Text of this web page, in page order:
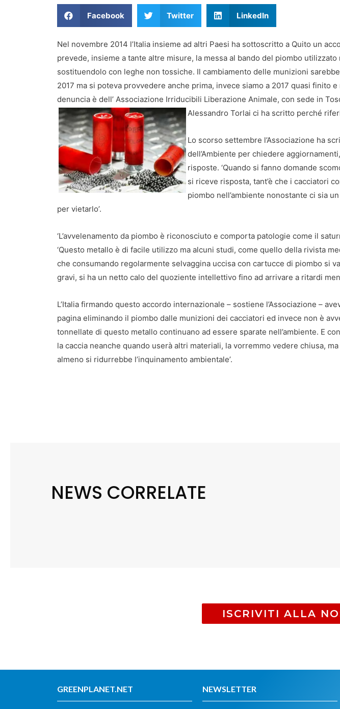
Facebook Twitter LinkedIn
Nel novembre 2014 l’Italia insieme ad altri Paesi ha sottoscritto a Quito un
prevede, insieme a tante altre misure, la messa al bando del piombo
sostituendolo con leghe non tossiche. Il cambiamento delle munizioni
2017 ma si poteva provvedere anche prima, invece siamo a 2017 quasi finito
denuncia è dell’ Associazione Irriducibili Liberazione Animale, con sede in
Alessandro Torlai ci ha scritto perché
Lo scorso settembre l’Associazione ha
dell’Ambiente per chiedere
risposte. ‘Quando si fanno domande
si riceve risposta, tant’è che i cacciatori
piombo nell’ambiente nonostante ci sia
per vietarlo’.
‘L’avvelenamento da piombo è riconosciuto e comporta patologie come il
‘Questo metallo è di facile utilizzo ma alcuni studi, come quello della rivista
che consumando regolarmente selvaggina uccisa con cartucce di piombo si
gravi, si ha un netto calo del quoziente intellettivo fino ad arrivare a ritardi
L’Italia firmando questo accordo internazionale – sostiene l’Associazione –
pagina eliminando il piombo dalle munizioni dei cacciatori ed invece non è
tonnellate di questo metallo continuano ad essere sparate nell’ambiente. E
la caccia neanche quando userà altri materiali, la vorremmo vedere chiusa,
almeno si ridurrebbe l’inquinamento ambientale’.
NEWS CORRELATE
ISCRIVITI ALLA
GREENPLANET.NET NEWSLETTER